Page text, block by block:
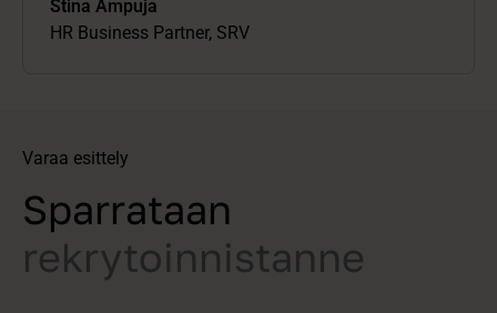
Stina Ampuja
HR Business Partner, SRV
Varaa esittely
Sparrataan
rekrytoinnistanne